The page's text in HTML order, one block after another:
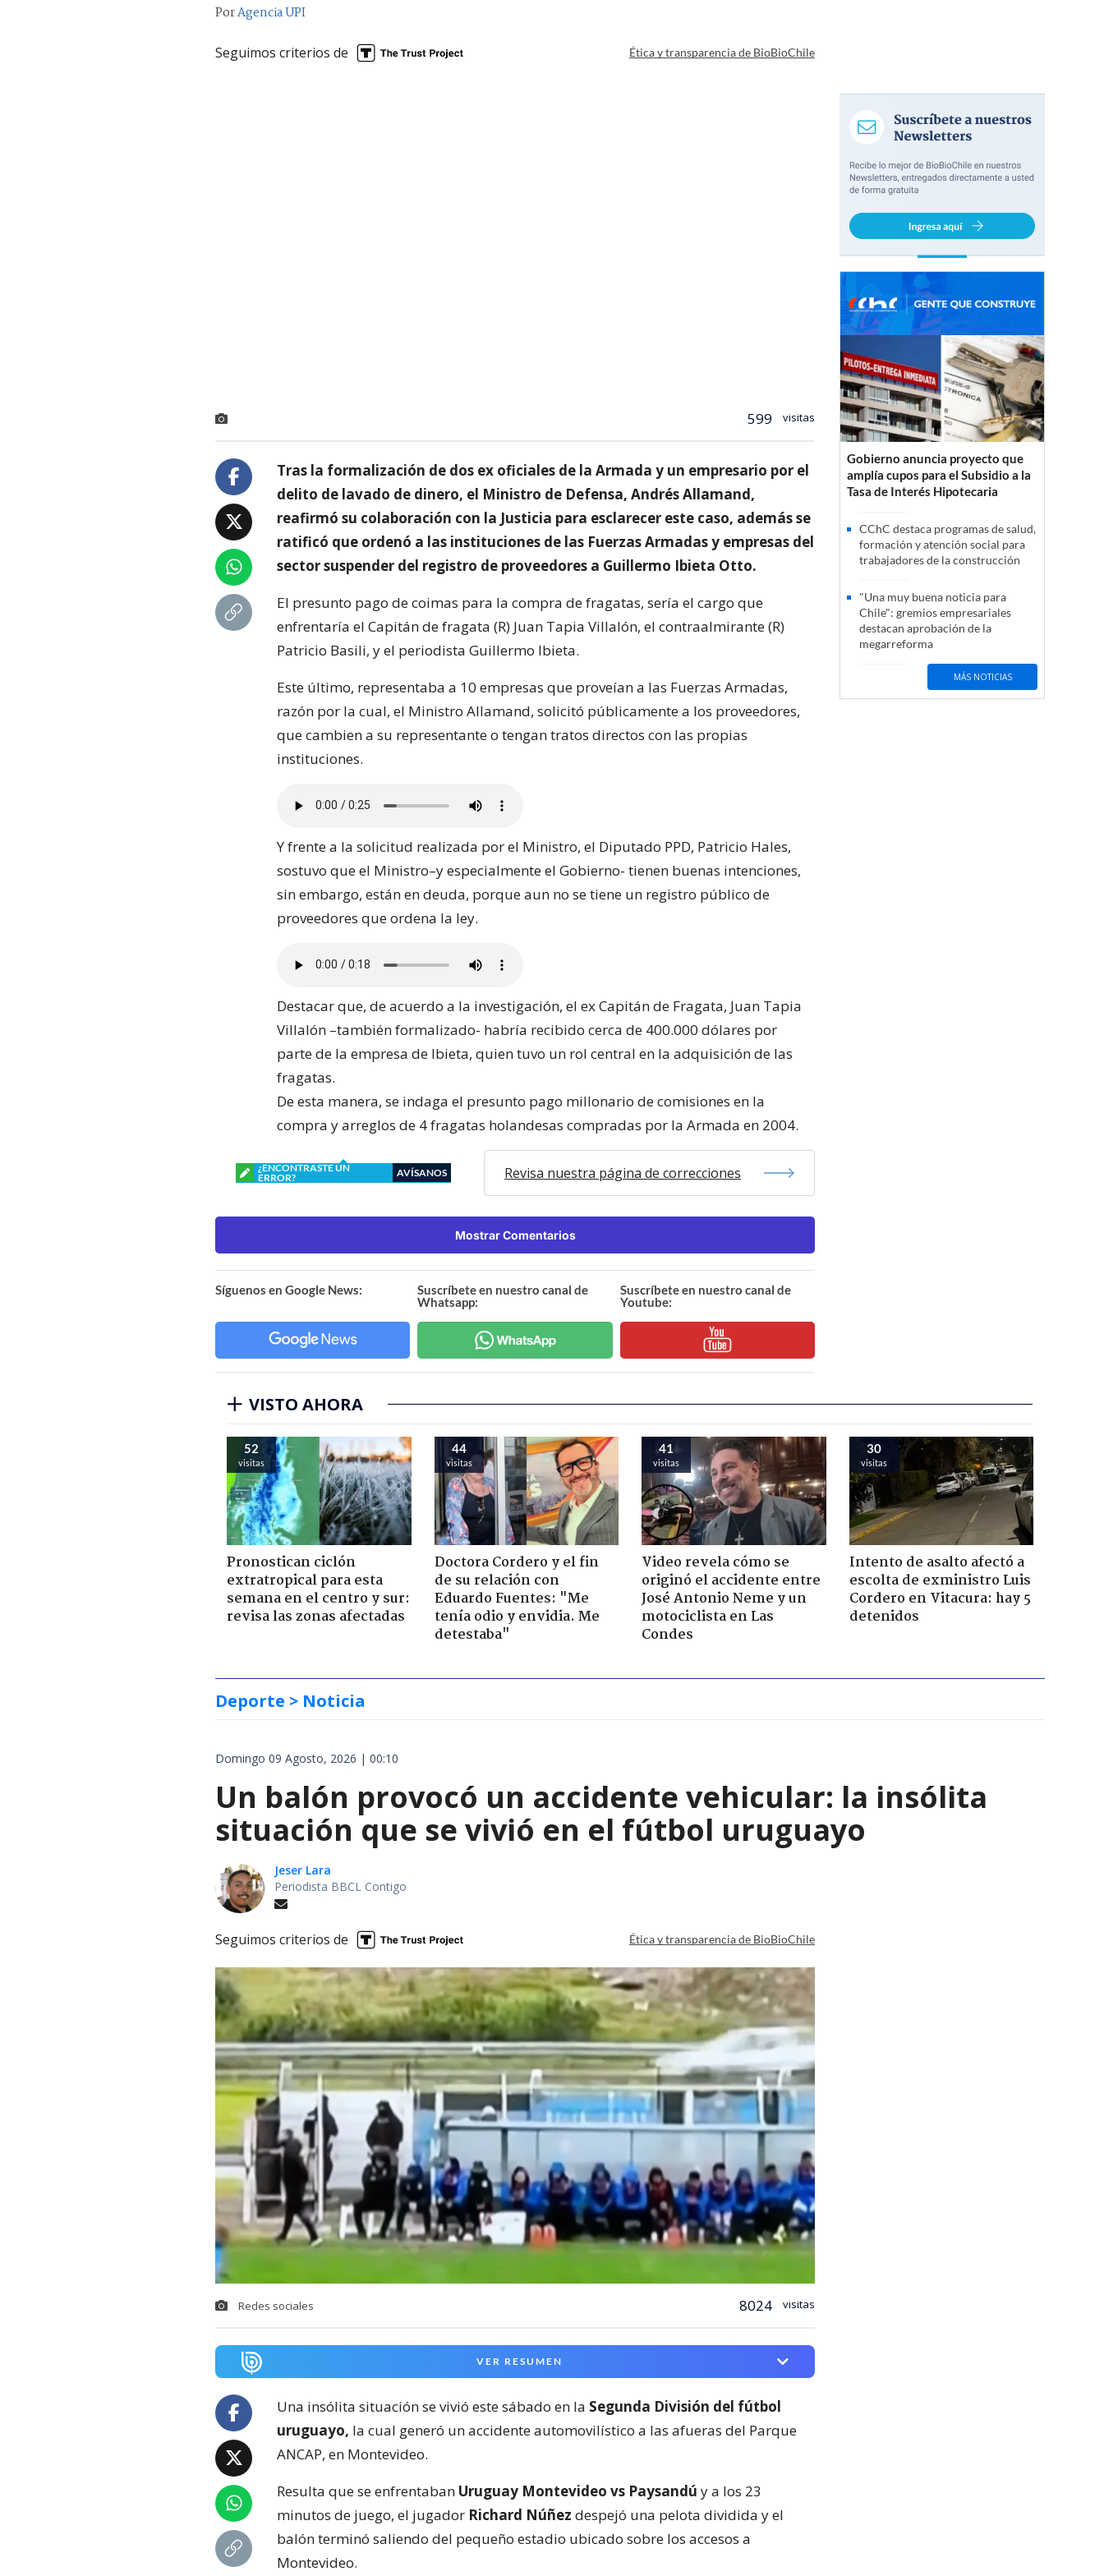
PorAgencia UPI
Seguimos criterios de Ética y transparencia de BioBioChile
599 visitas
Tras la formalización de dos ex oficiales de la Armada y un empresario por el
delito de lavado de dinero, el Ministro de Defensa, Andrés Allamand,
reafirmó su colaboración con la Justicia para esclarecer este caso, además se
ratificó que ordenó a las instituciones de las Fuerzas Armadas y empresas del
sector suspender del registro de proveedores a Guillermo Ibieta Otto.
El presunto pago de coimas para la compra de fragatas, sería el cargo que
enfrentaría el Capitán de fragata (R) Juan Tapia Villalón, el contraalmirante (R)
Patricio Basili, y el periodista Guillermo Ibieta.
Este último, representaba a 10 empresas que proveían a las Fuerzas Armadas,
razón por la cual, el Ministro Allamand, solicitó públicamente a los proveedores,
que cambien a su representante o tengan tratos directos con las propias
instituciones.
Y frente a la solicitud realizada por el Ministro, el Diputado PPD, Patricio Hales,
sostuvo que el Ministro–y especialmente el Gobierno- tienen buenas intenciones,
sin embargo, están en deuda, porque aun no se tiene un registro público de
proveedores que ordena la ley.
Destacar que, de acuerdo a la investigación, el ex Capitán de Fragata, Juan Tapia
Villalón –también formalizado- habría recibido cerca de 400.000 dólares por
parte de la empresa de Ibieta, quien tuvo un rol central en la adquisición de las
fragatas.
De esta manera, se indaga el presunto pago millonario de comisiones en la
compra y arreglos de 4 fragatas holandesas compradas por la Armada en 2004.
¿ENCONTRASTE UN
ERROR?
AVÍSANOS Revisa nuestra página de correcciones
Mostrar Comentarios
Síguenos en Google News:
Suscríbete en nuestro canal de
Whatsapp:
Suscríbete en nuestro canal de
Youtube:
Gobierno anuncia proyecto que
amplía cupos para el Subsidio a la
Tasa de Interés Hipotecaria
CChC destaca programas de salud,
formación y atención social para
trabajadores de la construcción
"Una muy buena noticia para
Chile": gremios empresariales
destacan aprobación de la
megarreforma
MÁS NOTICIAS
VISTO AHORA
52
visitas
Pronostican ciclón
extratropical para esta
semana en el centro y sur:
revisa las zonas afectadas
44
visitas
Doctora Cordero y el fin
de su relación con
Eduardo Fuentes: "Me
tenía odio y envidia. Me
detestaba"
41
visitas
Video revela cómo se
originó el accidente entre
José Antonio Neme y un
motociclista en Las
Condes
30
visitas
Intento de asalto afectó a
escolta de exministro Luis
Cordero en Vitacura: hay 5
detenidos
Deporte > Noticia
Domingo 09 Agosto, 2026 | 00:10
Un balón provocó un accidente vehicular: la insólita
situación que se vivió en el fútbol uruguayo
Jeser Lara
Periodista BBCL Contigo
Seguimos criterios de Ética y transparencia de BioBioChile
Redes sociales 8024 visitas
VER RESUMEN
Una insólita situación se vivió este sábado en la Segunda División del fútbol
uruguayo, la cual generó un accidente automovilístico a las afueras del Parque
ANCAP, en Montevideo.
Resulta que se enfrentaban Uruguay Montevideo vs Paysandú y a los 23
minutos de juego, el jugador Richard Núñez despejó una pelota dividida y el
balón terminó saliendo del pequeño estadio ubicado sobre los accesos a
Montevideo.